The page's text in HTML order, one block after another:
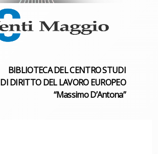
BIBLIOTECA DEL CENTRO STUDI
DI DIRITTO DEL LAVORO EUROPEO
“Massimo D’Antona”